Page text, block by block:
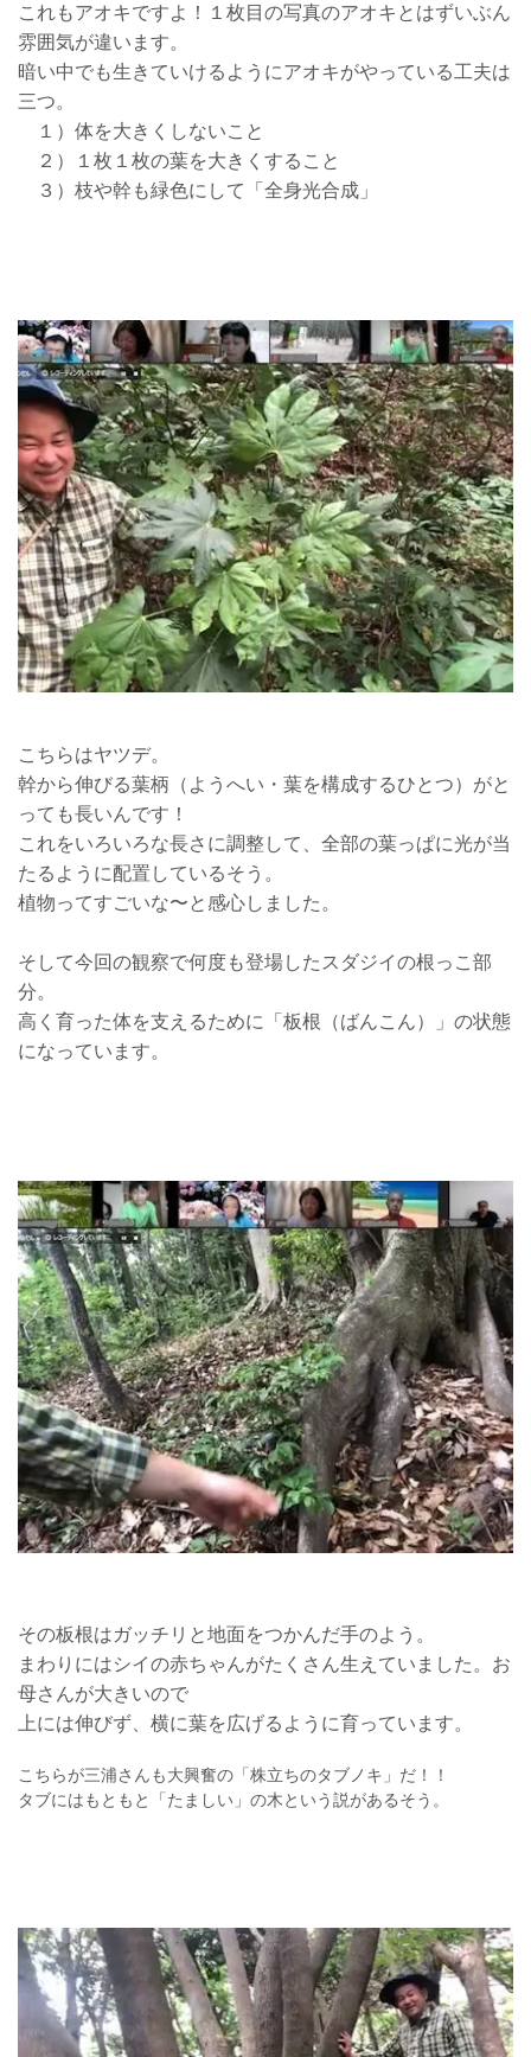
これもアオキですよ！１枚目の写真のアオキとはずいぶん
雰囲気が違います。
暗い中でも生きていけるようにアオキがやっている工夫は
三つ。
１）体を大きくしないこと
２）１枚１枚の葉を大きくすること
３）枝や幹も緑色にして「全身光合成」
こちらはヤツデ。
幹から伸びる葉柄（ようへい・葉を構成するひとつ）がと
っても長いんです！
これをいろいろな長さに調整して、全部の葉っぱに光が当
たるように配置しているそう。
植物ってすごいな〜と感心しました。
そして今回の観察で何度も登場したスダジイの根っこ部
分。
高く育った体を支えるために「板根（ばんこん）」の状態
になっています。
その板根はガッチリと地面をつかんだ手のよう。
まわりにはシイの赤ちゃんがたくさん生えていました。お
母さんが大きいので
上には伸びず、横に葉を広げるように育っています。
こちらが三浦さんも大興奮の「株立ちのタブノキ」だ！！
タブにはもともと「たましい」の木という説があるそう。